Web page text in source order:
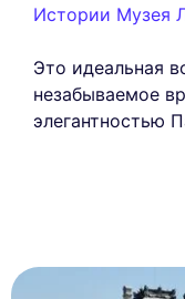
Истории Музея
Это идеальная
незабываемое
элегантностью